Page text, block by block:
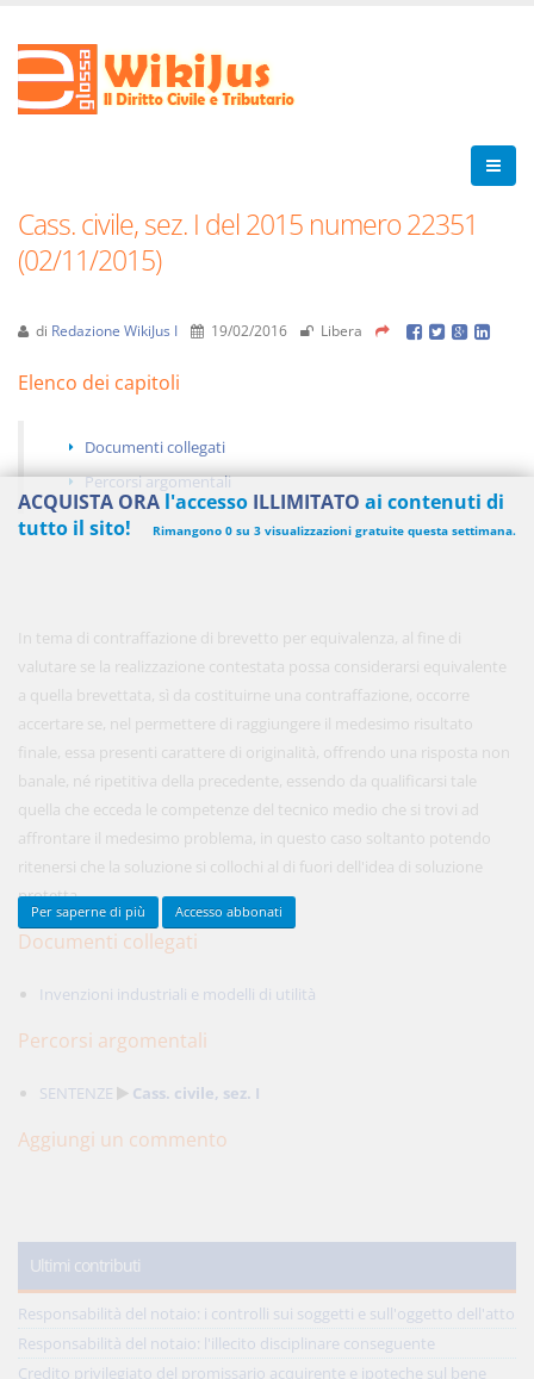
Cass. civile, sez. I del 2015 numero 22351
(02/11/2015)
di Redazione WikiJus I 19/02/2016 Libera
Elenco dei capitoli
Documenti collegati
Percorsi argomentali
In tema di contraffazione di brevetto per equivalenza, al fine di
valutare se la realizzazione contestata possa considerarsi equivalente
a quella brevettata, sì da costituirne una contraffazione, occorre
accertare se, nel permettere di raggiungere il medesimo risultato
finale, essa presenti carattere di originalità, offrendo una risposta non
banale, né ripetitiva della precedente, essendo da qualificarsi tale
quella che ecceda le competenze del tecnico medio che si trovi ad
affrontare il medesimo problema, in questo caso soltanto potendo
ritenersi che la soluzione si collochi al di fuori dell'idea di soluzione
protetta.
Documenti collegati
Invenzioni industriali e modelli di utilità
Percorsi argomentali
SENTENZE Cass. civile, sez. I
Aggiungi un commento
Ultimi contributi
Responsabilità del notaio: i controlli sui soggetti e sull'oggetto dell'atto
Responsabilità del notaio: l'illecito disciplinare conseguente
Credito privilegiato del promissario acquirente e ipoteche sul bene
ACQUISTA ORA l'accesso ILLIMITATO ai contenuti di
tutto il sito!
Rimangono 0 su 3 visualizzazioni gratuite questa settimana.
450,00 € ANNUALI
Acquista ora
Acquista ora
Per saperne di più Accesso abbonati